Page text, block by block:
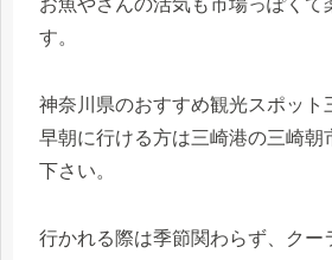
お魚やさんの活気も市場っぽくて
す。
神奈川県のおすすめ観光スポット
早朝に行ける方は三崎港の三崎朝
下さい。
行かれる際は季節関わらず、クー